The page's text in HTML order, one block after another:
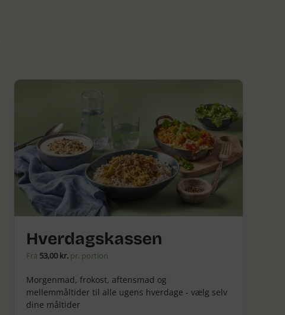
Hverdagskassen
Fra 53,00 kr.pr. portion
Morgenmad, frokost, aftensmad og
mellemmåltider til alle ugens hverdage - vælg selv
dine måltider